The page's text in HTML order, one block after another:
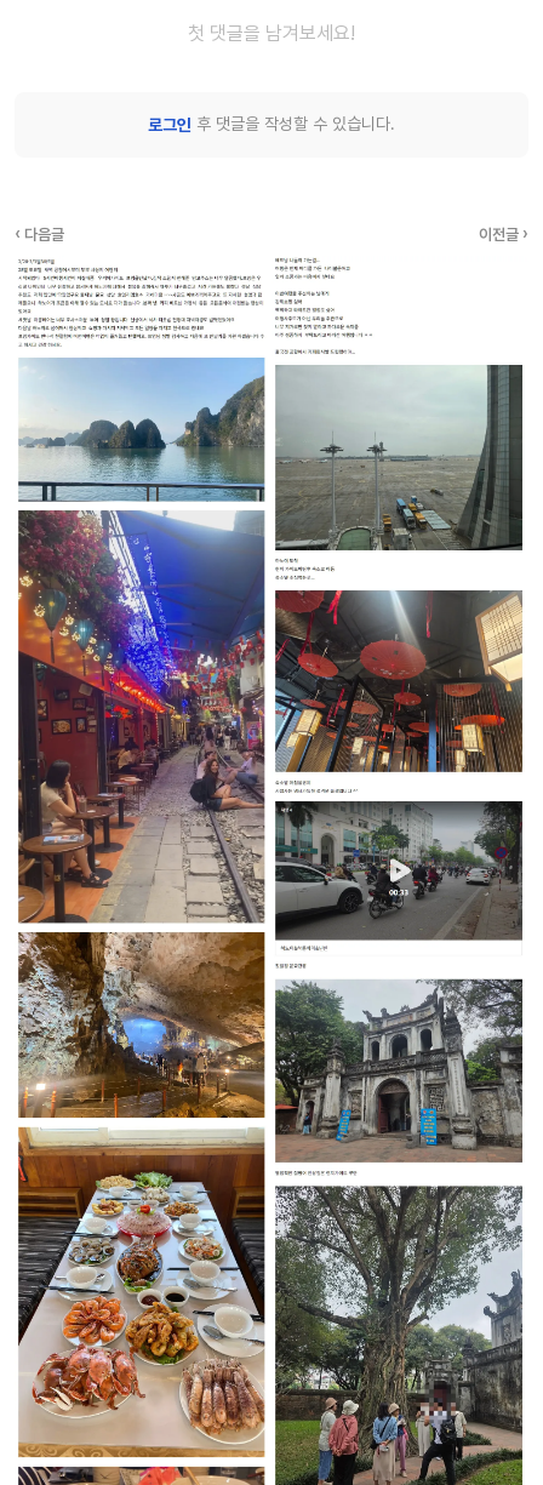
첫 댓글을 남겨보세요!
로그인 후 댓글을 작성할 수 있습니다.
‹ 다음글 이전글 ›